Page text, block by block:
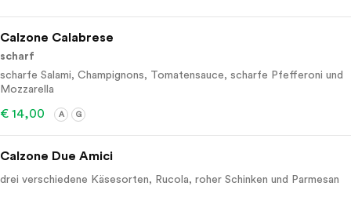
Calzone Calabrese
scharf
scharfe Salami, Champignons, Tomatensauce, scharfe Pfefferoni und
Mozzarella
€ 14,00 A G
Calzone Due Amici
drei verschiedene Käsesorten, Rucola, roher Schinken und Parmesan